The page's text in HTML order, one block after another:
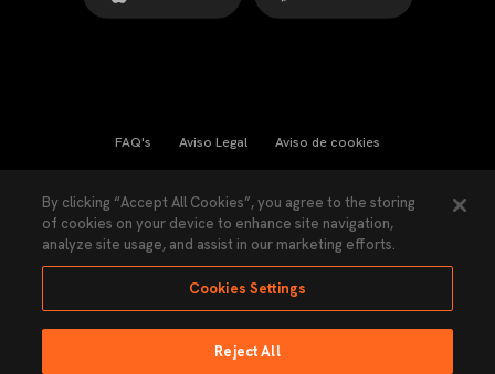
FAQ's Aviso Legal Aviso de cookies
Ley Transparencia Política de Privacidad
Accesibilidad
By clicking “Accept All Cookies”, you agree to the storing
of cookies on your device to enhance site navigation,
analyze site usage, and assist in our marketing efforts.
Cookies Settings
Reject All